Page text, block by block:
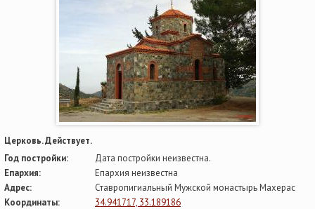
Церковь. Действует.
Год постройки:
Дата постройки неизвестна.
Епархия:
Епархия неизвестна
Адрес:
Ставропигиальный Мужской монастырь Махерас
Координаты:
34.941717, 33.189186